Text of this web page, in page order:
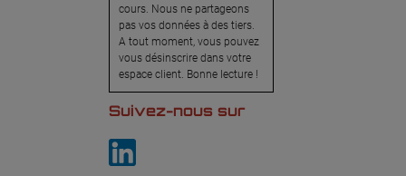
cours. Nous ne partageons
pas vos données à des tiers.
A tout moment, vous pouvez
vous désinscrire dans votre
espace client. Bonne lecture !
Suivez-nous sur